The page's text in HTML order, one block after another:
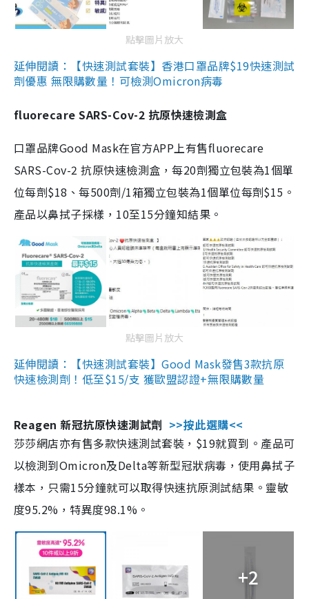
點擊圖片放大
延伸閱讀：【快速測試套裝】香港口罩品牌$19快速測試
劑優惠 無限購數量！可檢測Omicron病毒
fluorecare SARS-Cov-2 抗原快速檢測盒
口罩品牌Good Mask在官方APP上有售fluorecare
SARS-Cov-2 抗原快速檢測盒，每20劑獨立包裝為1個單
位每劑$18、每500劑/1箱獨立包裝為1個單位每劑$15。
產品以鼻拭子採樣，10至15分鐘知結果。
點擊圖片放大
延伸閱讀：【快速測試套裝】Good Mask發售3款抗原
快速檢測劑！低至$15/支 獲歐盟認證+無限購數量
Reagen 新冠抗原快速測試劑 >>按此選購<<
莎莎網店亦有售多款快速測試套裝，$19就買到。產品可
以檢測到Omicron及Delta等新型冠狀病毒，使用鼻拭子
樣本，只需15分鐘就可以取得快速抗原測試結果。靈敏
度95.2%，特異度98.1%。
+2